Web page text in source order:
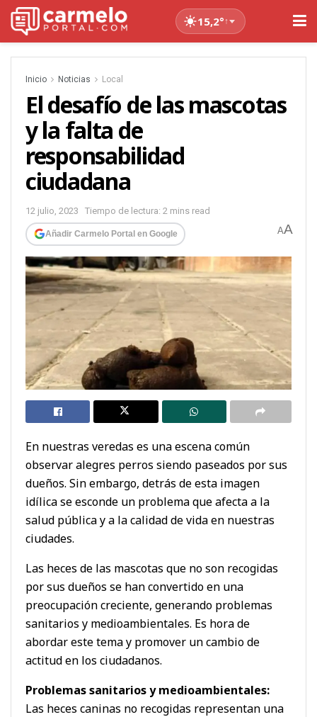
15,2°↑
Inicio Noticias Local
El desafío de las mascotas
y la falta de
responsabilidad
ciudadana
12 julio, 2023 Tiempo de lectura: 2 mins read
Añadir Carmelo Portal en Google AA
En nuestras veredas es una escena común
observar alegres perros siendo paseados por sus
dueños. Sin embargo, detrás de esta imagen
idílica se esconde un problema que afecta a la
salud pública y a la calidad de vida en nuestras
ciudades.
Las heces de las mascotas que no son recogidas
por sus dueños se han convertido en una
preocupación creciente, generando problemas
sanitarios y medioambientales. Es hora de
abordar este tema y promover un cambio de
actitud en los ciudadanos.
Problemas sanitarios y medioambientales:
Las heces caninas no recogidas representan una